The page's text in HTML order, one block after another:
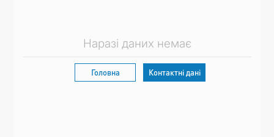
Наразі даних немає
Головна Контактні дані